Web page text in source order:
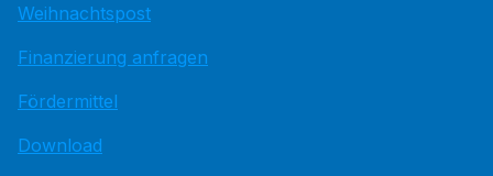
Weihnachtspost
Finanzierung anfragen
Fördermittel
Download